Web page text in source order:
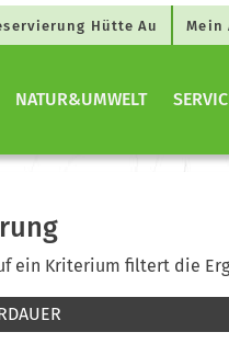
Hütte Au Mein
NATUR&UMWELT
ein Kriterium filtert die